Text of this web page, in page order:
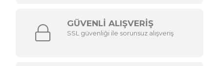
GÜVENLİ ALIŞVERİŞ
SSL güvenliği ile sorunsuz alışveriş